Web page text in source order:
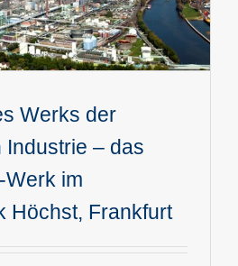
Werks der
Industrie – das
Werk im
Höchst, Frankfurt